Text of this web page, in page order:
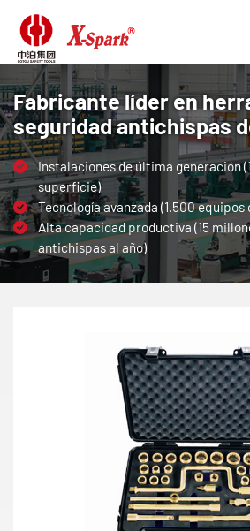
Fabricante líder en
seguridad antichispas
Instalaciones de última generación
superficie)
Tecnología avanzada (1.500
Alta capacidad productiva (15
antichispas al año)